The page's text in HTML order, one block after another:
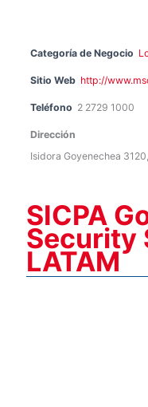
Categoría de Negocio
Sitio Web http://
Teléfono 2 2729 1000
Dirección
Isidora Goyenechea
SICPA
Security
LATAM